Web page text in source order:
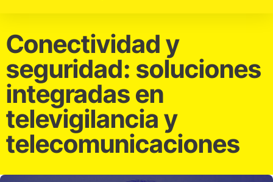
Conectividad y
seguridad: soluciones
integradas en
televigilancia y
telecomunicaciones